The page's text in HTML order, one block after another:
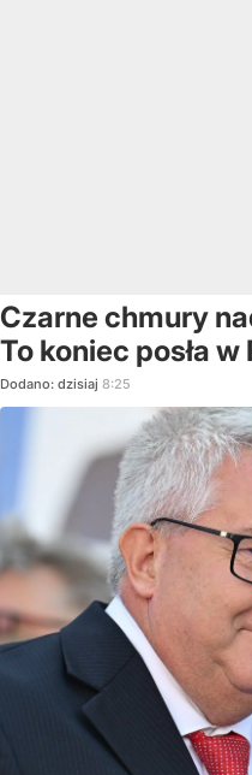
Czarne chmury
To koniec posła w
Dodano: dzisiaj 8:25